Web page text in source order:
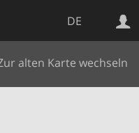
DE
alten Karte wechseln